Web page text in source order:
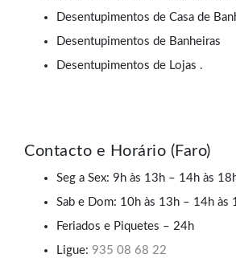
Desentupimentos de Casa de
Desentupimentos de Banheiras
Desentupimentos de Lojas .
Contacto e Horário (Faro)
Seg a Sex: 9h às 13h – 14h às
Sab e Dom: 10h às 13h – 14h às
Feriados e Piquetes – 24h
Ligue: 935 08 68 22